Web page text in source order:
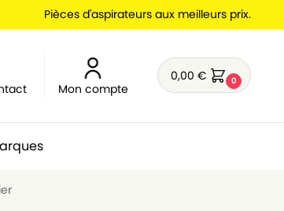
Pièces d'aspirateurs aux meilleurs prix.
Mon compte
0,00€ 0